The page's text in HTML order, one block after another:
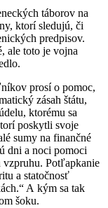
táborov na
ktorí sledujú, či
predpisov.
ale toto je vojna
prosí o pomoc,
zásah štátu,
ktorému sa
poskytli svoje
sumy na finančné
dni a noci pomoci
vzpruhu. Potľapkanie
a statočnosť
A kým sa tak
šoku.